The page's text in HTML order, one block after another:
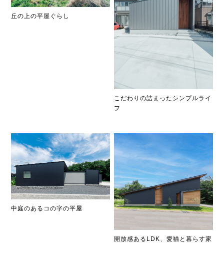
丘の上の平屋ぐらし
こだわりの詰まったシンプルライ
フ
中庭のあるコの字の平屋
開放感あるLDK、愛猫と暮らす家